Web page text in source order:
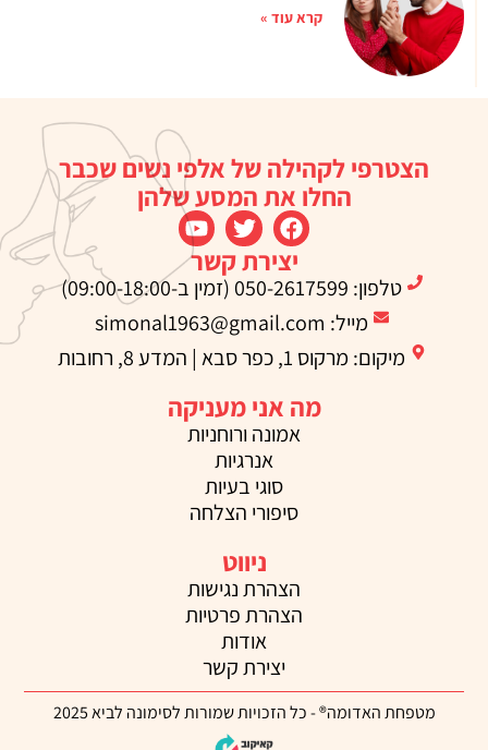
קרא עוד »
מה אני מעניקה
אמונה ורוחניות
אנרגיות
סוגי בעיות
סיפורי הצלחה
ניווט
הצהרת נגישות
הצהרת פרטיות
אודות
יצירת קשר
יצירת קשר
טלפון: 050-2617599 (זמין ב-09:00-18:00)
מייל: simonal1963@gmail.com
מיקום: מרקוס 1, כפר סבא | המדע 8, רחובות
הצטרפי לקהילה של אלפי נשים שכבר
החלו את המסע שלהן
מטפחת האדומה® - כל הזכויות שמורות לסימונה לביא 2025